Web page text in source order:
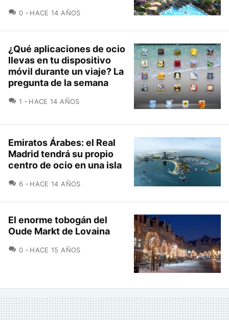
0 COMENTARIOS
HACE 14 AÑOS
¿Qué aplicaciones de ocio
llevas en tu dispositivo
móvil durante un viaje? La
pregunta de la semana
1 COMENTARIOS
HACE 14 AÑOS
Emiratos Árabes: el Real
Madrid tendrá su propio
centro de ocio en una isla
6 COMENTARIOS
HACE 14 AÑOS
El enorme tobogán del
Oude Markt de Lovaina
0 COMENTARIOS
HACE 15 AÑOS